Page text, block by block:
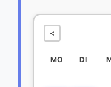
<
MO DI